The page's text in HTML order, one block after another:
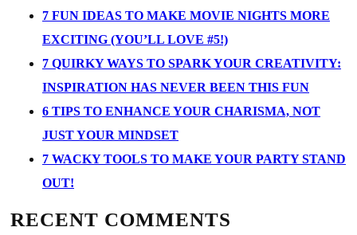
7 FUN IDEAS TO MAKE MOVIE NIGHTS MORE
EXCITING (YOU’LL LOVE #5!)
7 QUIRKY WAYS TO SPARK YOUR CREATIVITY:
INSPIRATION HAS NEVER BEEN THIS FUN
6 TIPS TO ENHANCE YOUR CHARISMA, NOT
JUST YOUR MINDSET
7 WACKY TOOLS TO MAKE YOUR PARTY STAND
OUT!
RECENT COMMENTS